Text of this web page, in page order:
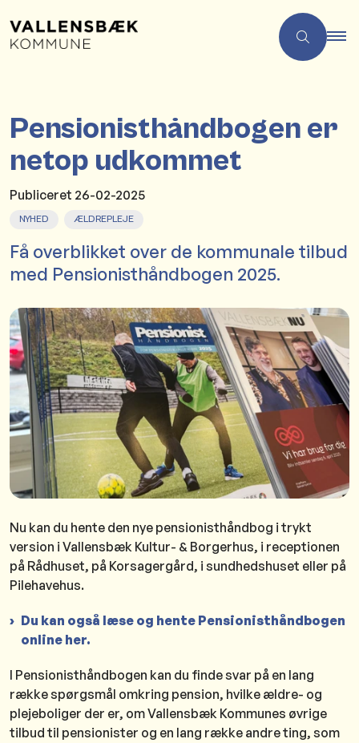
Pensionisthåndbogen er
netop udkommet
Publiceret 26-02-2025
NYHED ÆLDREPLEJE
Få overblikket over de kommunale tilbud
med Pensionisthåndbogen 2025.
Nu kan du hente den nye pensionisthåndbog i trykt
version i Vallensbæk Kultur- & Borgerhus, i receptionen
på Rådhuset, på Korsagergård, i sundhedshuset eller på
Pilehavehus.
Du kan også læse og hente Pensionisthåndbogen
online her.
I Pensionisthåndbogen kan du finde svar på en lang
række spørgsmål omkring pension, hvilke ældre- og
plejeboliger der er, om Vallensbæk Kommunes øvrige
tilbud til pensionister og en lang række andre ting, som